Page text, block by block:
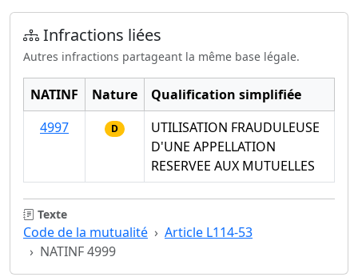
Infractions liées
Autres infractions partageant la même base légale.
NATINF Nature
Qualification simplifiée
4997
D
UTILISATION FRAUDULEUSE
D'UNE APPELLATION
RESERVEE AUX MUTUELLES
Texte
Code de la mutualité
Article L114-53
NATINF 4999